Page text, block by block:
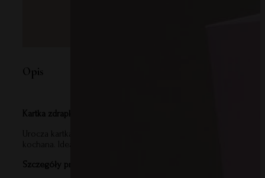
Opis
Kartka zdrapka – Mamusiu, kocham Cię
Urocza kartka-zdrapka, która pozwoli w niebanalny sposób
kochana. Idealna na Dzień Matki, urodziny lub po prostu – bez
Szczegóły produktu: